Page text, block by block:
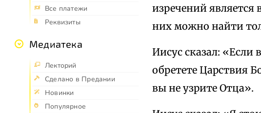
Все платежи
Реквизиты
Медиатека
Лекторий
Сделано в Предании
Новинки
Популярное
изречений является
них можно найти
Иисус сказал:
обретете Царствия
вы не узрите Отца».